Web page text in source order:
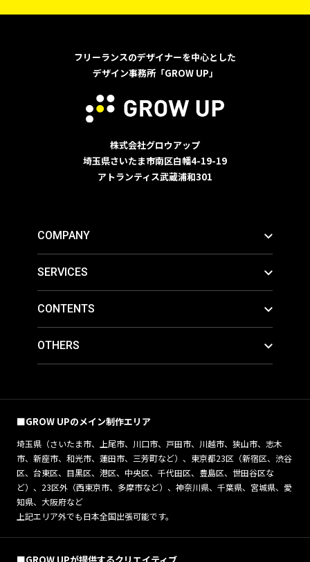
フリーランスのデザイナーを中心とした
デザイン事務所「GROW UP」
株式会社グロウアップ
埼玉県さいたま市南区白幡4-19-19
アトランティス武蔵浦和301
COMPANY
SERVICES
CONTENTS
OTHERS
■GROW UPのメイン制作エリア
埼玉県（さいたま市、上尾市、川口市、戸田市、川越市、狭山市、志木
市、新座市、和光市、蓮田市、三芳町など）、東京都23区（新宿区、渋谷
区、台東区、目黒区、港区、中央区、千代田区、豊島区、世田谷区な
ど）、23区外（西東京市、多摩市など）、神奈川県、千葉県、宮城県、愛
知県、大阪府など
上記エリア外でも日本全国出張可能です。